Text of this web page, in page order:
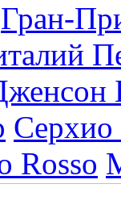
Гран-
Серхио
Rosso